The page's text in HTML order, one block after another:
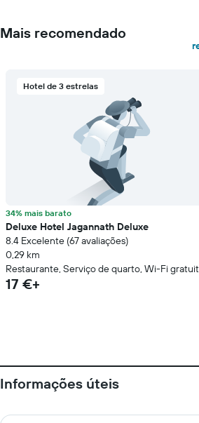
Mais recomendado
Hotel de 3 estrelas
34% mais barato
Deluxe Hotel Jagannath Deluxe
8.4 Excelente (67 avaliações)
0,29 km
Restaurante, Serviço de quarto, Wi-Fi
17 €+
Informações úteis